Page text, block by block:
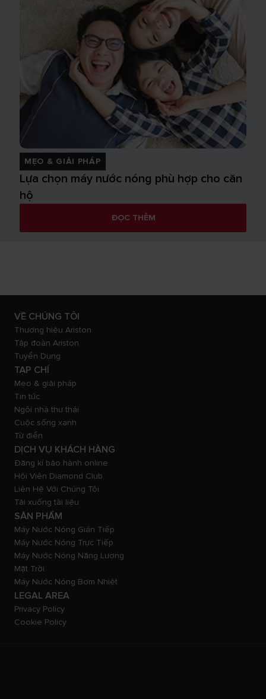
MẸO & GIẢI PHÁP
Lựa chọn máy nước nóng phù hợp cho căn
hộ
ĐỌC THÊM
VỀ CHÚNG TÔI
Thương hiệu Ariston
Tập đoàn Ariston
Tuyển Dụng
TẠP CHÍ
Mẹo & giải pháp
Tin tức
Ngôi nhà thư thái
Cuộc sống xanh
Từ điển
DỊCH VỤ KHÁCH HÀNG
Đăng kí bảo hành online
Hội Viên Diamond Club
Liên Hệ Với Chúng Tôi
Tải xuống tài liệu
SẢN PHẨM
Máy Nước Nóng Gián Tiếp
Máy Nước Nóng Trực Tiếp
Máy Nước Nóng Năng Lượng
Mặt Trời
Máy Nước Nóng Bơm Nhiệt
LEGAL AREA
Privacy Policy
Cookie Policy